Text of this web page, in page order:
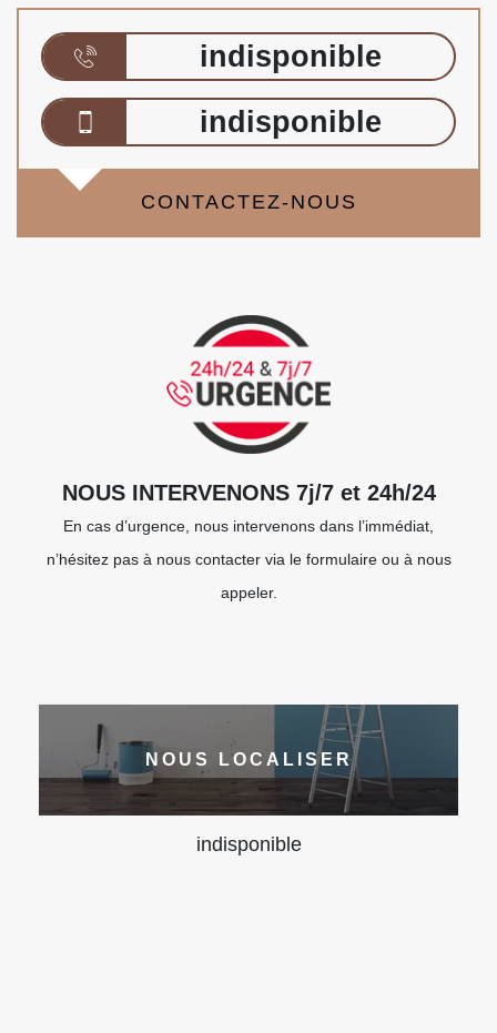
indisponible
indisponible
CONTACTEZ-NOUS
NOUS INTERVENONS 7j/7 et 24h/24
En cas d’urgence, nous intervenons dans l’immédiat,
n’hésitez pas à nous contacter via le formulaire ou à nous
appeler.
NOUS LOCALISER
indisponible